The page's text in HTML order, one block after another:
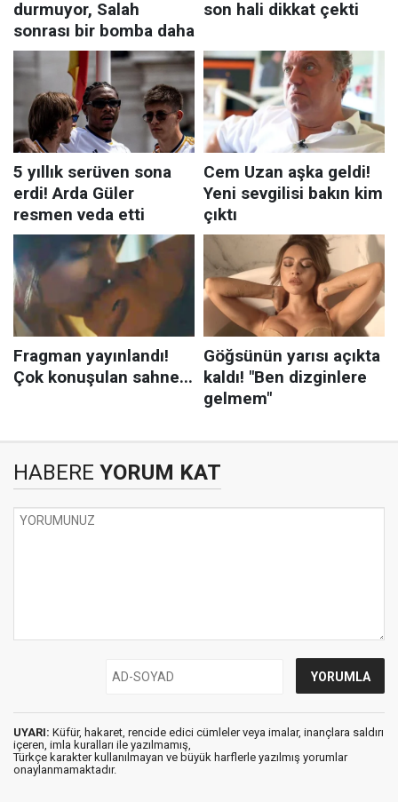
HABERE YORUM KAT
UYARI: Küfür, hakaret, rencide edici cümleler veya imalar, inançlara saldırı
içeren, imla kuralları ile yazılmamış,
Türkçe karakter kullanılmayan ve büyük harflerle yazılmış yorumlar
onaylanmamaktadır.